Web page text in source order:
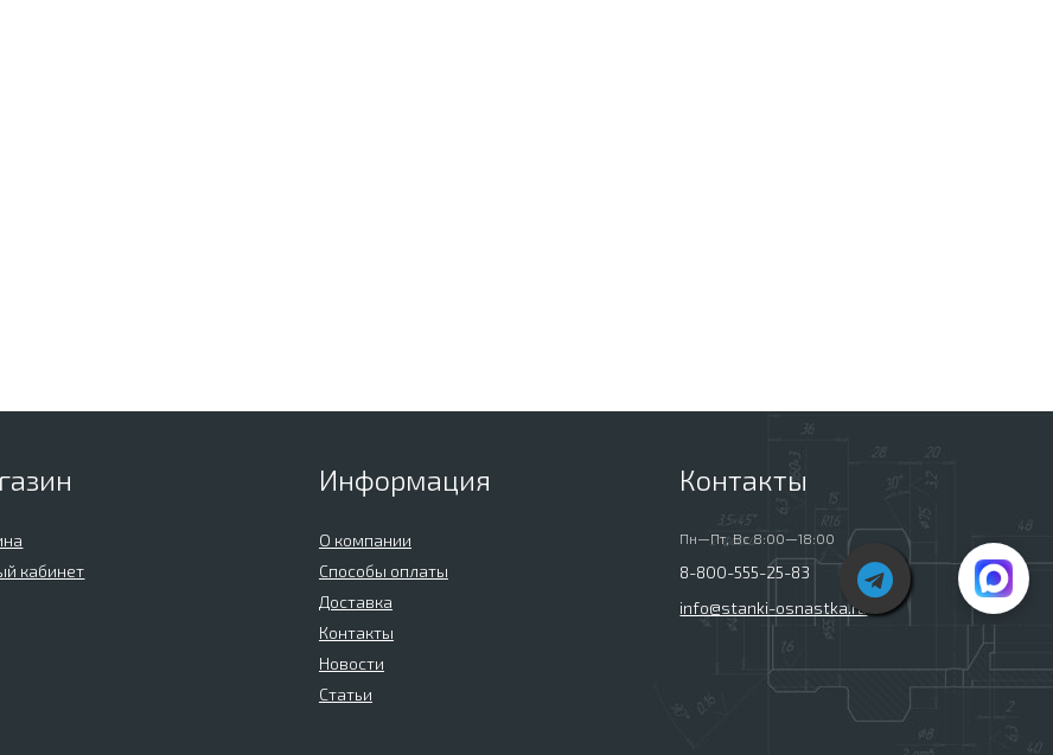
кабинет
Информация
О компании
Способы оплаты
Доставка
Контакты
Новости
Статьи
Контакты
Пн—Пт, Вс 8:00—18:00
8-800-555-25-83
info@stanki-osnastka.ru